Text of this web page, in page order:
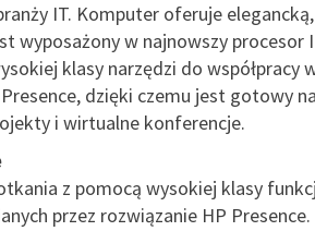
IT. Komputer oferuje
wyposażony w najnowszy procesor
klasy narzędzi do współpracy
dzięki czemu jest gotowy
i wirtualne konferencje.
z pomocą wysokiej klasy
przez rozwiązanie HP Presence.